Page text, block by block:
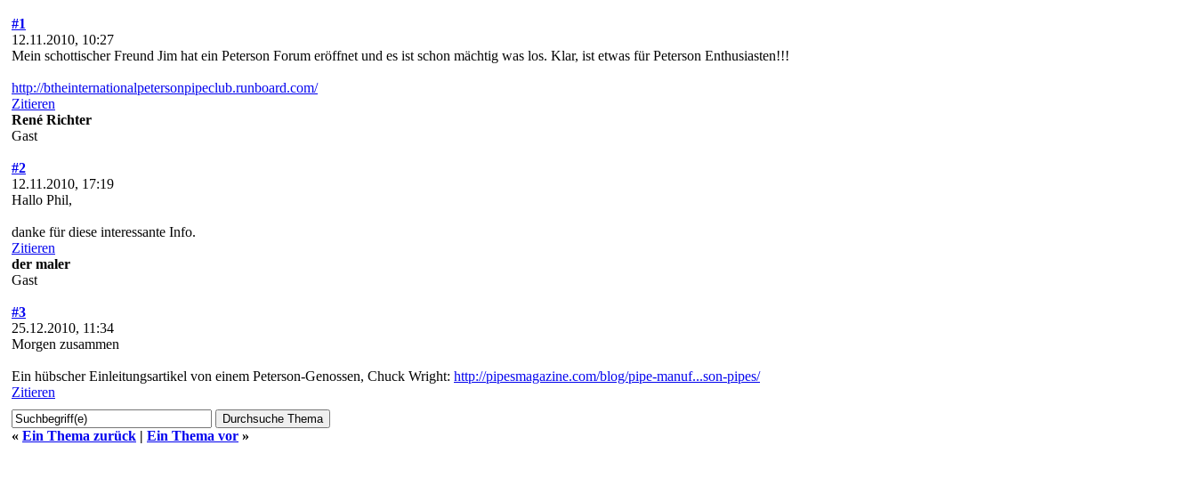
#1
12.11.2010, 10:27
Mein schottischer Freund Jim hat ein Peterson Forum eröffnet und es ist schon mächtig was los. Klar, ist etwas für Peterson Enthusiasten!!!
http://btheinternationalpetersonpipeclub.runboard.com/
Zitieren
René Richter
Gast
#2
12.11.2010, 17:19
Hallo Phil,
danke für diese interessante Info.
Zitieren
der maler
Gast
#3
25.12.2010, 11:34
Morgen zusammen
Ein hübscher Einleitungsartikel von einem Peterson-Genossen, Chuck Wright: http://pipesmagazine.com/blog/pipe-manuf...son-pipes/
Zitieren
« Ein Thema zurück | Ein Thema vor »